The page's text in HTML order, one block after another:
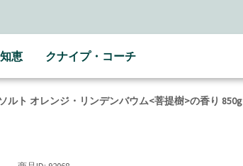
恵 クナイプ・コーチ
ルト オレンジ・リンデンバウム<菩提樹>の香り 850g